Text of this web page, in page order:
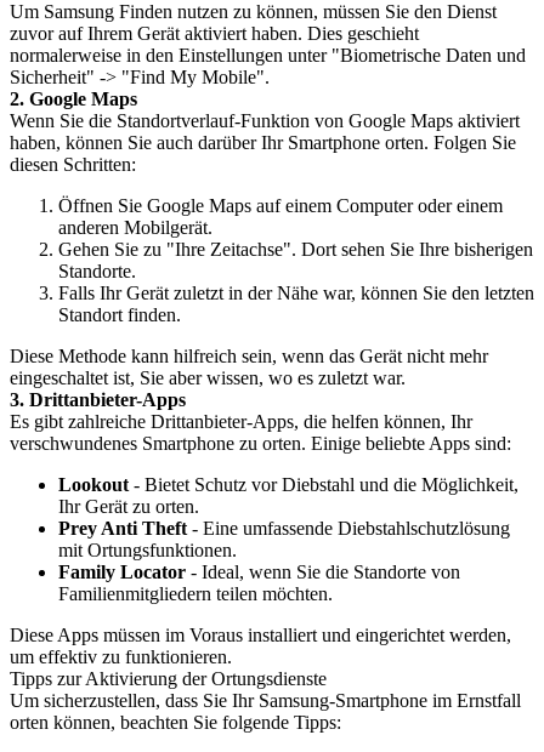
Um Samsung Finden nutzen zu können, müssen Sie den Dienst
zuvor auf Ihrem Gerät aktiviert haben. Dies geschieht
normalerweise in den Einstellungen unter "Biometrische Daten und
Sicherheit" -> "Find My Mobile".
2. Google Maps
Wenn Sie die Standortverlauf-Funktion von Google Maps aktiviert
haben, können Sie auch darüber Ihr Smartphone orten. Folgen Sie
diesen Schritten:
Öffnen Sie Google Maps auf einem Computer oder einem
anderen Mobilgerät.
Gehen Sie zu "Ihre Zeitachse". Dort sehen Sie Ihre bisherigen
Standorte.
Falls Ihr Gerät zuletzt in der Nähe war, können Sie den letzten
Standort finden.
Diese Methode kann hilfreich sein, wenn das Gerät nicht mehr
eingeschaltet ist, Sie aber wissen, wo es zuletzt war.
3. Drittanbieter-Apps
Es gibt zahlreiche Drittanbieter-Apps, die helfen können, Ihr
verschwundenes Smartphone zu orten. Einige beliebte Apps sind:
Lookout - Bietet Schutz vor Diebstahl und die Möglichkeit,
Ihr Gerät zu orten.
Prey Anti Theft - Eine umfassende Diebstahlschutzlösung
mit Ortungsfunktionen.
Family Locator - Ideal, wenn Sie die Standorte von
Familienmitgliedern teilen möchten.
Diese Apps müssen im Voraus installiert und eingerichtet werden,
um effektiv zu funktionieren.
Tipps zur Aktivierung der Ortungsdienste
Um sicherzustellen, dass Sie Ihr Samsung-Smartphone im Ernstfall
orten können, beachten Sie folgende Tipps: